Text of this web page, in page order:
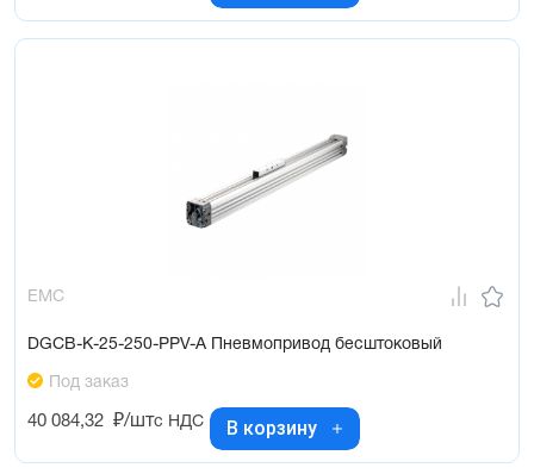
EMC
DGCB-K-25-250-PPV-A Пневмопривод бесштоковый
Под заказ
40 084,32 ₽/штс НДС В корзину